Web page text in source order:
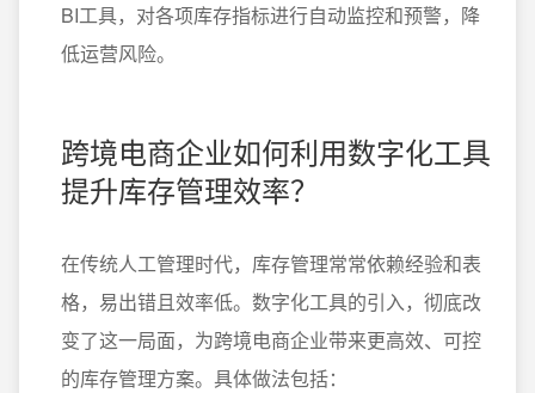
BI工具，对各项库存指标进行自动监控和预警，降
低运营风险。
跨境电商企业如何利用数字化工具
提升库存管理效率？
在传统人工管理时代，库存管理常常依赖经验和表
格，易出错且效率低。数字化工具的引入，彻底改
变了这一局面，为跨境电商企业带来更高效、可控
的库存管理方案。具体做法包括：